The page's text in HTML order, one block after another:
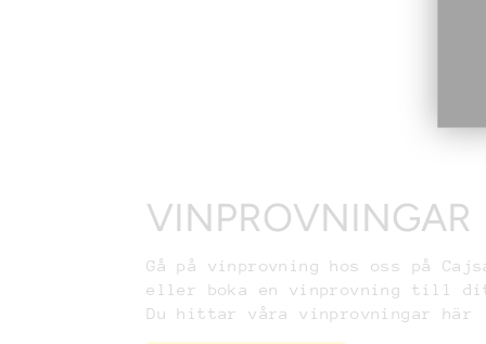
VINPROVNINGAR
Gå på vinprovning hos oss på
eller boka en vinprovning till
Du hittar våra vinprovningar här